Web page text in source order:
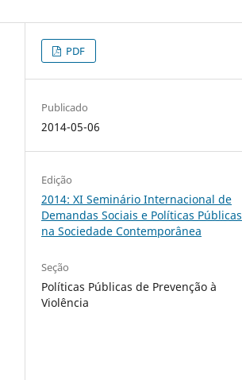
PDF
Publicado
2014-05-06
Edição
2014: XI Seminário Internacional de
Demandas Sociais e Políticas Públicas
na Sociedade Contemporânea
Seção
Políticas Públicas de Prevenção à
Violência